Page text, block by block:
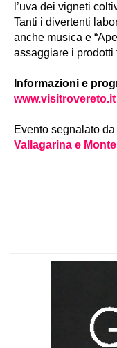
l’uva dei vigneti
Tanti i divertenti
anche musica e
assaggiare i prodotti
Informazioni e
www.visitrovereto.it
Evento segnalato da
Vallagarina e